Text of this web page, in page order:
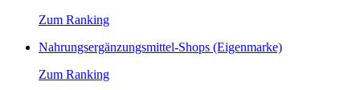
Zum Ranking
Nahrungsergänzungsmittel-Shops (Eigenmarke)
Zum Ranking